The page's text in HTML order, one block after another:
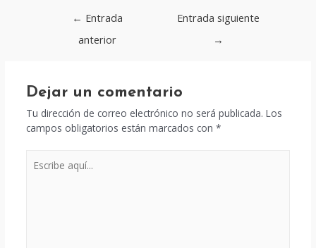
Navegación
← Entrada
anterior
Entrada siguiente
→
Dejar un comentario
Tu dirección de correo electrónico no será publicada. Los
campos obligatorios están marcados con *
aquí...